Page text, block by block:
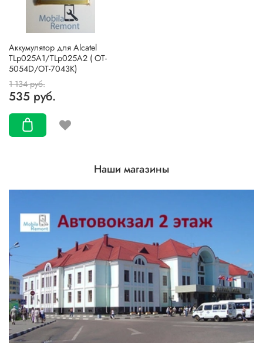
Аккумулятор для Alcatel
TLp025A1/TLp025A2 ( OT-
5054D/OT-7043K)
1 134 руб.
535 руб.
Наши магазины